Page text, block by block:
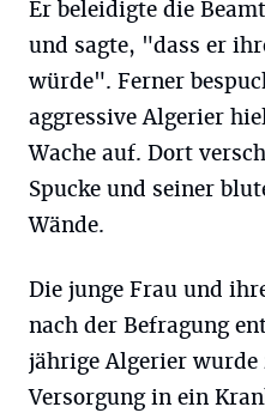
Er beleidigte die
und sagte, "dass er
würde". Ferner
aggressive Algerier
Wache auf. Dort
Spucke und seiner
Wände.
Die junge Frau und
nach der Befragung
jährige Algerier
Versorgung in ein